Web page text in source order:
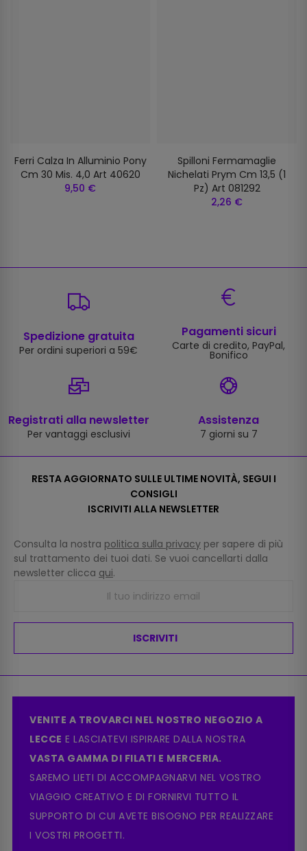
Ferri Calza In Alluminio Pony
Cm 30 Mis. 4,0 Art 40620
9,50 €
Spilloni Fermamaglie
Nichelati Prym Cm 13,5 (1
Pz) Art 081292
2,26 €
Spedizione gratuita
Per ordini superiori a 59€
Pagamenti sicuri
Carte di credito, PayPal,
Bonifico
Registrati alla newsletter
Per vantaggi esclusivi
Assistenza
7 giorni su 7
RESTA AGGIORNATO SULLE ULTIME NOVITÀ, SEGUI I
CONSIGLI
ISCRIVITI ALLA NEWSLETTER
Consulta la nostra politica sulla privacy per sapere di più
sul trattamento dei tuoi dati. Se vuoi cancellarti dalla
newsletter clicca qui.
ISCRIVITI
VENITE A TROVARCI NEL NOSTRO NEGOZIO A
LECCE E LASCIATEVI ISPIRARE DALLA NOSTRA
VASTA GAMMA DI FILATI E MERCERIA.
SAREMO LIETI DI ACCOMPAGNARVI NEL VOSTRO
VIAGGIO CREATIVO E DI FORNIRVI TUTTO IL
SUPPORTO DI CUI AVETE BISOGNO PER REALIZZARE
I VOSTRI PROGETTI.